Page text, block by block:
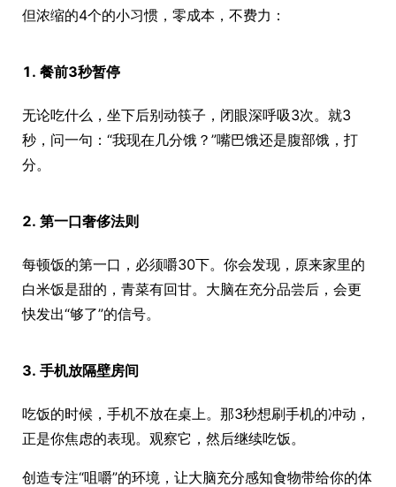
但浓缩的4个的小习惯，零成本，不费力：
1. 餐前3秒暂停
无论吃什么，坐下后别动筷子，闭眼深呼吸3次。就3
秒，问一句：“我现在几分饿？”嘴巴饿还是腹部饿，打
分。
2. 第一口奢侈法则
每顿饭的第一口，必须嚼30下。你会发现，原来家里的
白米饭是甜的，青菜有回甘。大脑在充分品尝后，会更
快发出“够了”的信号。
3. 手机放隔壁房间
吃饭的时候，手机不放在桌上。那3秒想刷手机的冲动，
正是你焦虑的表现。观察它，然后继续吃饭。
创造专注“咀嚼”的环境，让大脑充分感知食物带给你的体